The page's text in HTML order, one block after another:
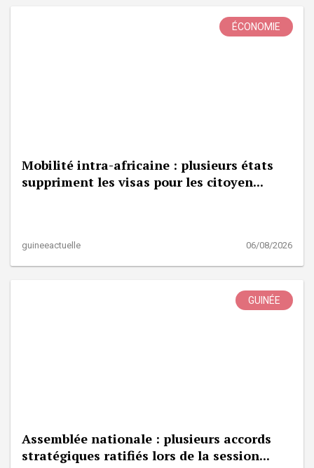
ÉCONOMIE
Mobilité intra-africaine : plusieurs états
suppriment les visas pour les citoyen...
guineeactuelle 06/08/2026
GUINÉE
Assemblée nationale : plusieurs accords
stratégiques ratifiés lors de la session...